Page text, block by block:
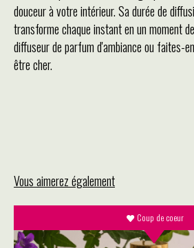
douceur à votre intérieur. Sa durée de
transforme chaque instant en un moment
diffuseur de parfum d'ambiance ou faites-
être cher.
Vous aimerez également
ÉDITION